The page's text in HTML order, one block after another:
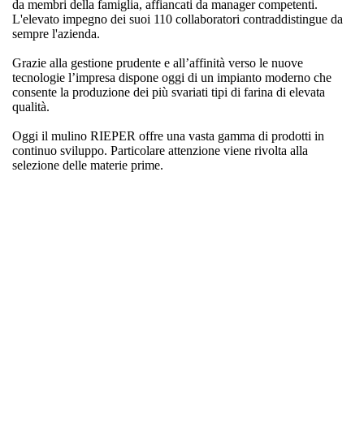
da membri della famiglia, affiancati da manager competenti.
L'elevato impegno dei suoi 110 collaboratori contraddistingue da
sempre l'azienda.
Grazie alla gestione prudente e all’affinità verso le nuove
tecnologie l’impresa dispone oggi di un impianto moderno che
consente la produzione dei più svariati tipi di farina di elevata
qualità.
Oggi il mulino RIEPER offre una vasta gamma di prodotti in
continuo sviluppo. Particolare attenzione viene rivolta alla
selezione delle materie prime.